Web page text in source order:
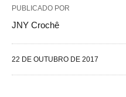
PUBLICADO POR
JNY Crochê
22 DE OUTUBRO DE 2017